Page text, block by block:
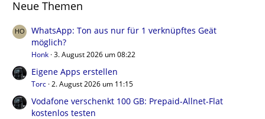
Neue Themen
WhatsApp: Ton aus nur für 1 verknüpftes Geät
möglich?
Honk 3. August 2026 um 08:22
Eigene Apps erstellen
Torc 2. August 2026 um 11:15
Vodafone verschenkt 100 GB: Prepaid-Allnet-Flat
kostenlos testen